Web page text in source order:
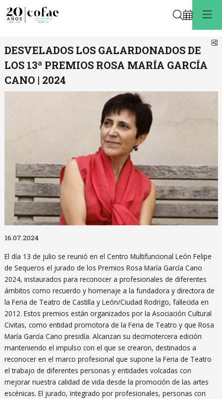
Buscar
DESVELADOS LOS GALARDONADOS DE
LOS 13ª PREMIOS ROSA MARÍA GARCÍA
CANO | 2024
16.07.2024
El día 13 de julio se reunió en el Centro Multifuncional León Felipe
de Sequeros el jurado de los Premios Rosa María García Cano
2024, instaurados para reconocer a profesionales de diferentes
ámbitos como recuerdo y homenaje a la fundadora y directora de
la Feria de Teatro de Castilla y León/Ciudad Rodrigo, fallecida en
2012. Estos premios están organizados por la Asociación Cultural
Civitas, como entidad promotora de la Feria de Teatro y que Rosa
María García Cano presidía. Alcanzan su decimotercera edición
manteniendo el impulso con el que se crearon, destinados a
reconocer en el marco profesional que supone la Feria de Teatro
el trabajo de diferentes personas y entidades volcadas con
mejorar nuestra calidad de vida desde la promoción de las artes
escénicas. El jurado, integrado por profesionales, personas con